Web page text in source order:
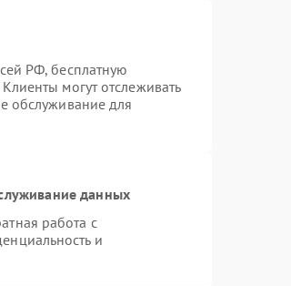
РФ, бесплатную
могут отслеживать
обслуживание для
данных
работа с
и